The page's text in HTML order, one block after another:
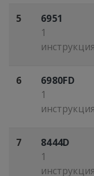
5
6951
1
инструкция
6
6980FD
1
инструкция
7
8444D
1
инструкция